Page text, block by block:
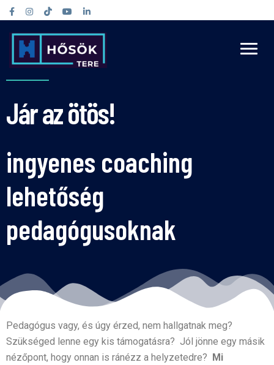
Jár az ötös!
ingyenes coaching
lehetőség
pedagógusoknak
Pedagógus vagy, és úgy érzed, nem hallgatnak meg?
Szükséged lenne egy kis támogatásra? Jól jönne egy másik
nézőpont, hogy onnan is ránézz a helyzetedre? Mi